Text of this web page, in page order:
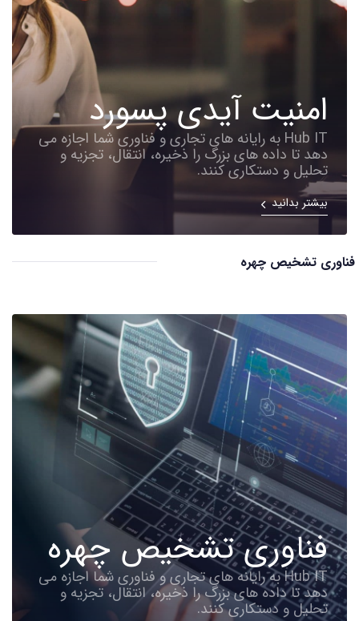
امنیت آیدی پسورد
Hub IT به رایانه های تجاری و فناوری شما اجازه می
دهد تا داده های بزرگ را ذخیره، انتقال، تجزیه و
تحلیل و دستکاری کنند.
بیشتر بدانید
فناوری تشخیص چهره
فناوری تشخیص چهره
Hub IT به رایانه های تجاری و فناوری شما اجازه می
دهد تا داده های بزرگ را ذخیره، انتقال، تجزیه و
تحلیل و دستکاری کنند.